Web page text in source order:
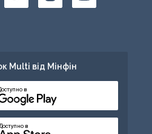
Multi від Мінфін
в
в